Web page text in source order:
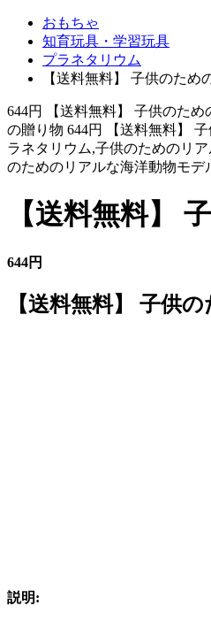
おもちゃ
知育玩具・学習玩具
プラネタリウム
【送料無料】 子供のた
644円 【送料無料】 子供のた
の贈り物 644円 【送料無料】
ラネタリウム,子供のためのリア
のためのリアルな海洋動物モデ
【送料無料】
644円
【送料無料】 子供
説明: